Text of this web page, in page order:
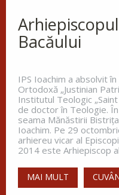
văzut o lumină care
lumină venea de
Fraților, vă
Hristos și
împreună cu
Bacăului
IPS Ioachim a absolvit
Ortodoxă „Justinian
Institutul Teologic
de doctor în Teologie.
seama Mănăstirii
Ioachim. Pe 29
arhiereu vicar al
2014 este Arhiepiscop
MAI MULT